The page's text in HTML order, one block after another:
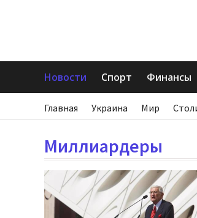
Новости Спорт Финансы
Главная Украина Мир
Миллиардеры